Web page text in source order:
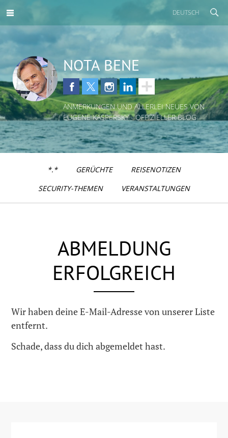
DEUTSCH
NOTA BENE
ANMERKUNGEN UND ALLERLEI NEUES VON
EUGENE KASPERSKY - OFFIZIELLER BLOG
*.* GERÜCHTE
REISENOTIZEN
SECURITY-THEMEN
VERANSTALTUNGEN
ABMELDUNG
ERFOLGREICH
Wir haben deine E-Mail-Adresse von unserer Liste
entfernt.
Schade, dass du dich abgemeldet hast.